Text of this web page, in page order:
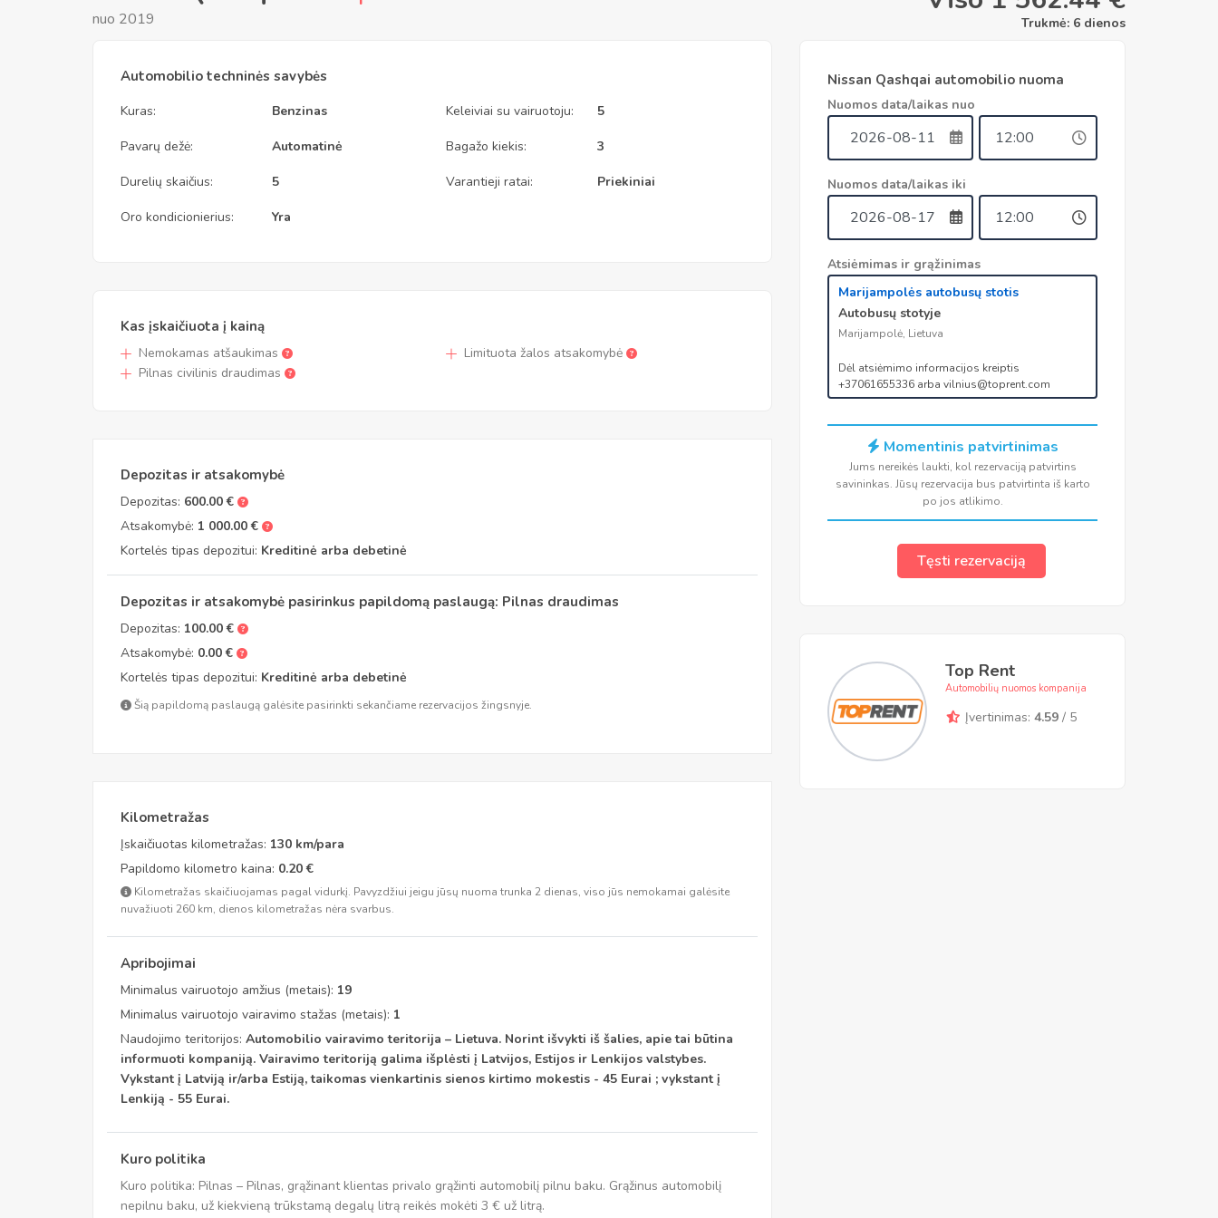
nuo 2019 Trukmė: 6 dienos
Nissan Qashqai automobilio nuoma
Nuomos data/laikas nuo
Nuomos data/laikas iki
Atsiėmimas ir grąžinimas
Marijampolės autobusų stotis
Autobusų stotyje
Marijampolė, Lietuva
Dėl atsiėmimo informacijos kreiptis
+37061655336 arba vilnius@toprent.com
Momentinis patvirtinimas
Jums nereikės laukti, kol rezervaciją patvirtins
savininkas. Jūsų rezervacija bus patvirtinta iš karto
po jos atlikimo.
Tęsti rezervaciją
Top Rent
Automobilių nuomos kompanija
Įvertinimas: 4.59 / 5
Automobilio techninės savybės
Kuras:
Pavarų dežė:
Durelių skaičius:
Oro kondicionierius:
Benzinas
Automatinė
5
Yra
Keleiviai su vairuotoju:
Bagažo kiekis:
Varantieji ratai:
5
3
Priekiniai
Kas įskaičiuota į kainą
Nemokamas atšaukimas
Pilnas civilinis draudimas
Limituota žalos atsakomybė
Depozitas ir atsakomybė
Depozitas: 600.00 €
Atsakomybė: 1 000.00 €
Kortelės tipas depozitui: Kreditinė arba debetinė
Depozitas ir atsakomybė pasirinkus papildomą paslaugą: Pilnas draudimas
Depozitas: 100.00 €
Atsakomybė: 0.00 €
Kortelės tipas depozitui: Kreditinė arba debetinė
Šią papildomą paslaugą galėsite pasirinkti sekančiame rezervacijos žingsnyje.
Kilometražas
Įskaičiuotas kilometražas: 130 km/para
Papildomo kilometro kaina: 0.20 €
Kilometražas skaičiuojamas pagal vidurkį. Pavyzdžiui jeigu jūsų nuoma trunka 2 dienas, viso jūs nemokamai galėsite
nuvažiuoti 260 km, dienos kilometražas nėra svarbus.
Apribojimai
Minimalus vairuotojo amžius (metais): 19
Minimalus vairuotojo vairavimo stažas (metais): 1
Naudojimo teritorijos: Automobilio vairavimo teritorija – Lietuva. Norint išvykti iš šalies, apie tai būtina
informuoti kompaniją. Vairavimo teritoriją galima išplėsti į Latvijos, Estijos ir Lenkijos valstybes.
Vykstant į Latviją ir/arba Estiją, taikomas vienkartinis sienos kirtimo mokestis - 45 Eurai ; vykstant į
Lenkiją - 55 Eurai.
Kuro politika
Kuro politika: Pilnas – Pilnas, grąžinant klientas privalo grąžinti automobilį pilnu baku. Grąžinus automobilį
nepilnu baku, už kiekvieną trūkstamą degalų litrą reikės mokėti 3 € už litrą.